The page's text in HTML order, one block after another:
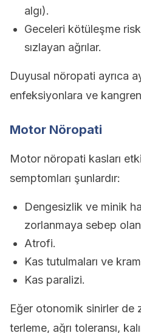
algı).
Geceleri kötüleşme
sızlayan ağrılar.
Duyusal nöropati ayrıca
enfeksiyonlara ve
Motor Nöropati
Motor nöropati kasları
semptomları şunlardır:
Dengesizlik ve minik
zorlanmaya sebep olan
Atrofi.
Kas tutulmaları ve
Kas paralizi.
Eğer otonomik sinirler de
terleme, ağrı toleransı,